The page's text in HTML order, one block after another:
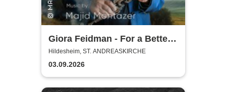
Giora Feidman - For a Better
World
Hildesheim, ST. ANDREASKIRCHE
03.09.2026